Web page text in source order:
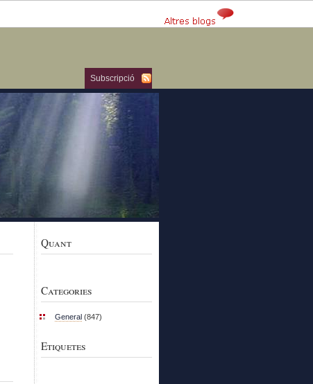
Subscripció
Quant
Categories
General (847)
Etiquetes